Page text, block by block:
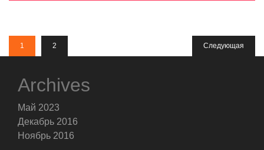
1 2 Следующая
Archives
Май 2023
Декабрь 2016
Ноябрь 2016